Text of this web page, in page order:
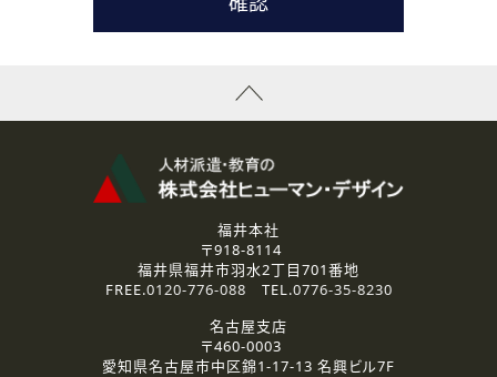
お問い合わせの内容に回答するために利用いたします。
なお、ご連絡手段は、電話・Ｅメールのいずれかの方法とい
資料送付、受講相談に関するご連絡のために利用いたしま
その他、お問い合わせの内容に回答するために利用いたし
なお、ご連絡手段は、電話・Ｅメールのいずれかの方法とい
2.個人情報の第三者提供
ご提供いただいた個人情報は、法令等の規定に従う場合を除き、
3.個人情報の取り扱いの委託
弊社の定める個人情報保護の評価基準を満たした委託先に、個
福井本社
〒918-8114
福井県福井市羽水2丁目701番地
FREE.0120-776-088 TEL.0776-35-8230
名古屋支店
〒460-0003
愛知県名古屋市中区錦1-17-13 名興ビル7F